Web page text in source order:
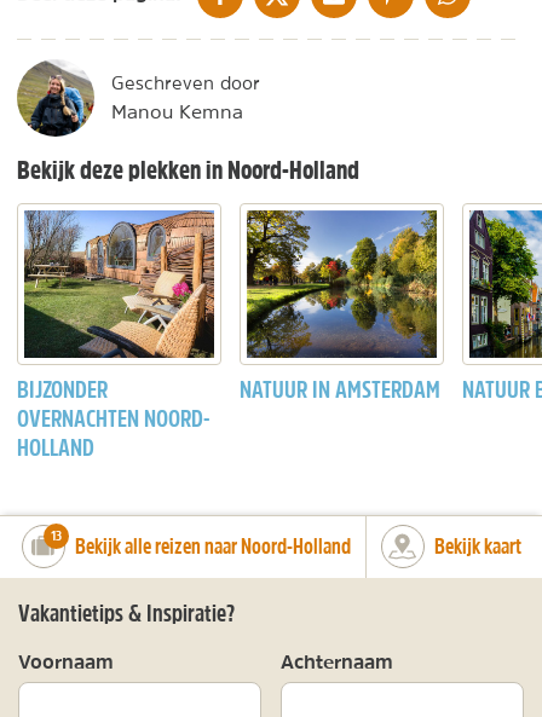
Geschreven door
Manou Kemna
Bekijk deze plekken in Noord-Holland
BIJZONDER
OVERNACHTEN NOORD-
HOLLAND
NATUUR IN AMSTERDAM NATUUR
number_of_trips:
13 Bekijk alle reizen naar Noord-Holland Bekijk kaart
Vakantietips & Inspiratie?
Voornaam Achternaam